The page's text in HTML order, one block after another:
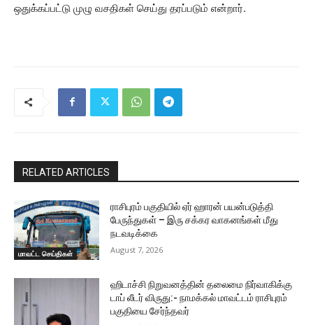
ஒதுக்கப்பட்டு முழு வசதிகள் செய்து தரப்படும் என்றார்.
RELATED ARTICLES
மாவட்ட செய்திகள்
ராசிபுரம் பகுதியில் ஏர் ஹாரன் பயன்படுத்தி
பேருந்துகள் – இரு சக்கர வாகனங்கள் மீது
நடவடிக்கை
August 7, 2026
ஹிடாச்சி நிறுவனத்தின் தலைமை நிர்வாகிக்கு
டாப் லீடர் விருது:- நாமக்கல் மாவட்டம் ராசிபுரம்
பகுதியை சேர்ந்தவர்